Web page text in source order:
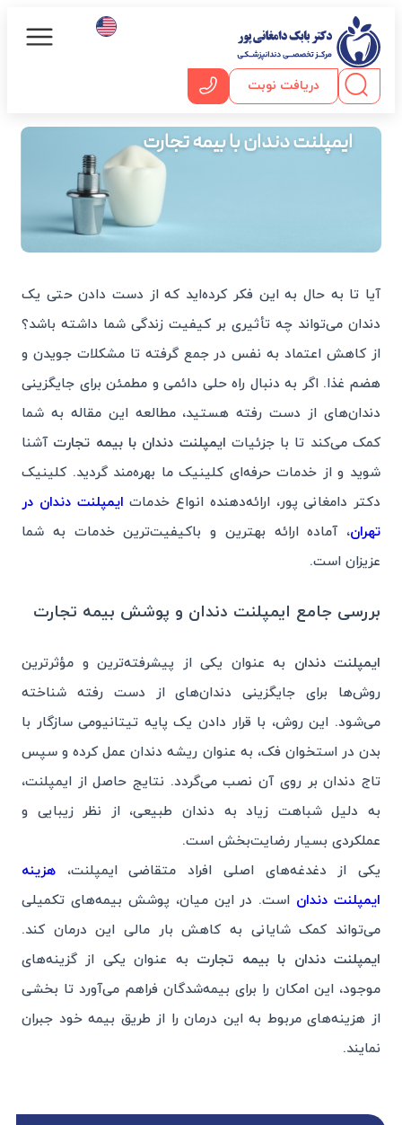
دریافت نوبت
ایمپلنت دندان با بیمه تجارت
آیا تا به حال به این فکر کرده‌اید که از دست دادن حتی یک
دندان می‌تواند چه تأثیری بر کیفیت زندگی شما داشته باشد؟
از کاهش اعتماد به نفس در جمع گرفته تا مشکلات جویدن و
هضم غذا. اگر به دنبال راه حلی دائمی و مطمئن برای جایگزینی
دندان‌های از دست رفته هستید، مطالعه این مقاله به شما
کمک می‌کند تا با جزئیات ایمپلنت دندان با بیمه تجارت آشنا
شوید و از خدمات حرفه‌ای کلینیک ما بهره‌مند گردید. کلینیک
دکتر دامغانی پور، ارائه‌دهنده انواع خدمات ایمپلنت دندان در
تهران، آماده ارائه بهترین و باکیفیت‌ترین خدمات به شما
عزیزان است.
بررسی جامع ایمپلنت دندان و پوشش بیمه تجارت
ایمپلنت دندان به عنوان یکی از پیشرفته‌ترین و مؤثرترین
روش‌ها برای جایگزینی دندان‌های از دست رفته شناخته
می‌شود. این روش، با قرار دادن یک پایه تیتانیومی سازگار با
بدن در استخوان فک، به عنوان ریشه دندان عمل کرده و سپس
تاج دندان بر روی آن نصب می‌گردد. نتایج حاصل از ایمپلنت،
به دلیل شباهت زیاد به دندان طبیعی، از نظر زیبایی و
عملکردی بسیار رضایت‌بخش است.
یکی از دغدغه‌های اصلی افراد متقاضی ایمپلنت، هزینه
ایمپلنت دندان است. در این میان، پوشش بیمه‌های تکمیلی
می‌تواند کمک شایانی به کاهش بار مالی این درمان کند.
ایمپلنت دندان با بیمه تجارت به عنوان یکی از گزینه‌های
موجود، این امکان را برای بیمه‌شدگان فراهم می‌آورد تا بخشی
از هزینه‌های مربوط به این درمان را از طریق بیمه خود جبران
نمایند.